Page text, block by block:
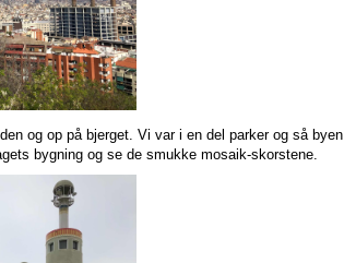
og op på bjerget. Vi var i en del parker og så byen
bygning og se de smukke mosaik-skorstene.